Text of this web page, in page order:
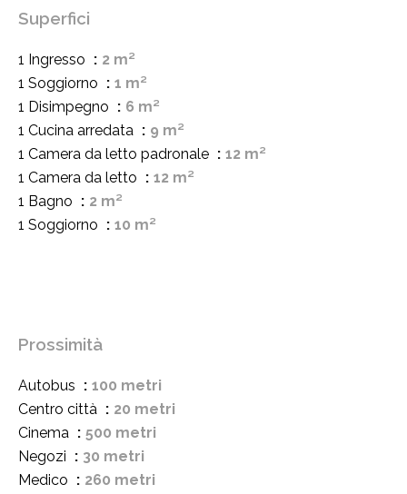
Superfici
1 Ingresso
2 m²
1 Soggiorno
1 m²
1 Disimpegno
6 m²
1 Cucina arredata
9 m²
1 Camera da letto padronale
12 m²
1 Camera da letto
12 m²
1 Bagno
2 m²
1 Soggiorno
10 m²
Prossimità
Autobus
100 metri
Centro città
20 metri
Cinema
500 metri
Negozi
30 metri
Medico
260 metri